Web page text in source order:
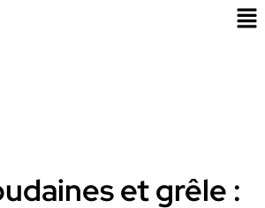
et grêle :